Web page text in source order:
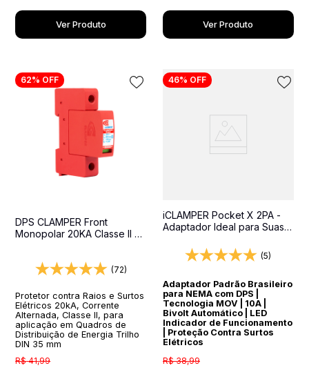
Ver Produto Ver Produto
62% OFF
DPS CLAMPER Front
Monopolar 20KA Classe II -
(72)
Protetor contra Raios e Surtos
Elétricos 20kA, Corrente
Alternada, Classe II, para
aplicação em Quadros de
Distribuição de Energia Trilho
DIN 35 mm
R$ 41,99
46% OFF
iCLAMPER Pocket X 2PA -
Adaptador Ideal para Suas
(5)
Adaptador Padrão Brasileiro
para NEMA com DPS |
Tecnologia MOV | 10A |
Bivolt Automático | LED
Indicador de Funcionamento
| Proteção Contra Surtos
Elétricos
R$ 38,99